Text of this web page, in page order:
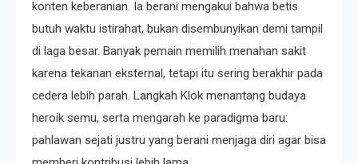
konten keberanian. Ia berani mengakui bahwa betis
butuh waktu istirahat, bukan disembunyikan demi tampil
di laga besar. Banyak pemain memilih menahan sakit
karena tekanan eksternal, tetapi itu sering berakhir pada
cedera lebih parah. Langkah Klok menantang budaya
heroik semu, serta mengarah ke paradigma baru:
pahlawan sejati justru yang berani menjaga diri agar bisa